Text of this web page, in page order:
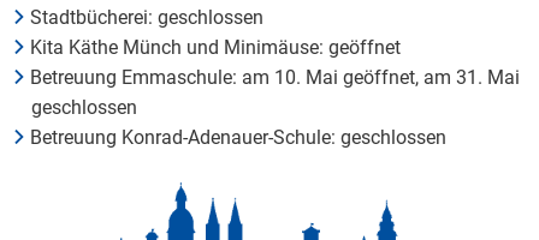
Stadtbücherei: geschlossen
Kita Käthe Münch und Minimäuse: geöffnet
Betreuung Emmaschule: am 10. Mai geöffnet, am 31. Mai
geschlossen
Betreuung Konrad-Adenauer-Schule: geschlossen